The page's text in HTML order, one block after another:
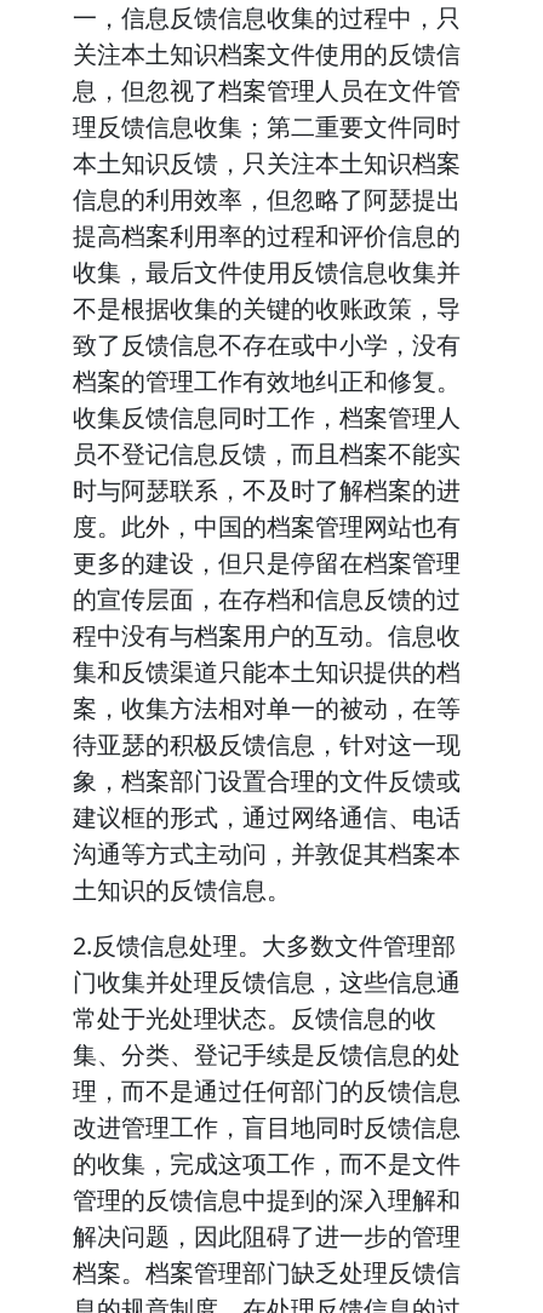
一，信息反馈信息收集的过程中，只
关注本土知识档案文件使用的反馈信
息，但忽视了档案管理人员在文件管
理反馈信息收集；第二重要文件同时
本土知识反馈，只关注本土知识档案
信息的利用效率，但忽略了阿瑟提出
提高档案利用率的过程和评价信息的
收集，最后文件使用反馈信息收集并
不是根据收集的关键的收账政策，导
致了反馈信息不存在或中小学，没有
档案的管理工作有效地纠正和修复。
收集反馈信息同时工作，档案管理人
员不登记信息反馈，而且档案不能实
时与阿瑟联系，不及时了解档案的进
度。此外，中国的档案管理网站也有
更多的建设，但只是停留在档案管理
的宣传层面，在存档和信息反馈的过
程中没有与档案用户的互动。信息收
集和反馈渠道只能本土知识提供的档
案，收集方法相对单一的被动，在等
待亚瑟的积极反馈信息，针对这一现
象，档案部门设置合理的文件反馈或
建议框的形式，通过网络通信、电话
沟通等方式主动问，并敦促其档案本
土知识的反馈信息。
2.反馈信息处理。大多数文件管理部
门收集并处理反馈信息，这些信息通
常处于光处理状态。反馈信息的收
集、分类、登记手续是反馈信息的处
理，而不是通过任何部门的反馈信息
改进管理工作，盲目地同时反馈信息
的收集，完成这项工作，而不是文件
管理的反馈信息中提到的深入理解和
解决问题，因此阻碍了进一步的管理
档案。档案管理部门缺乏处理反馈信